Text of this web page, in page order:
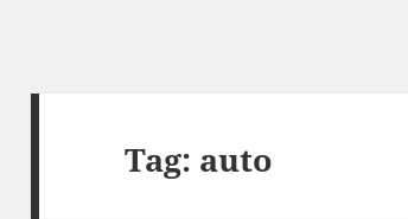
Tag: auto